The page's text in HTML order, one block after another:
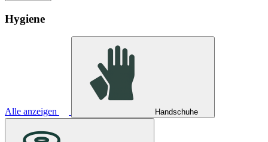
Hygiene
Alle anzeigen Handschuhe